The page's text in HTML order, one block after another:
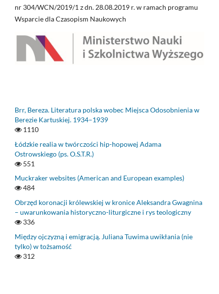
nr 304/WCN/2019/1 z dn. 28.08.2019 r. w ramach programu
Wsparcie dla Czasopism Naukowych
Brr, Bereza. Literatura polska wobec Miejsca Odosobnienia w
Berezie Kartuskiej. 1934–1939
1110
Łódzkie realia w twórczości hip-hopowej Adama
Ostrowskiego (ps. O.S.T.R.)
551
Muckraker websites (American and European examples)
484
Obrzęd koronacji królewskiej w kronice Aleksandra Gwagnina
– uwarunkowania historyczno-liturgiczne i rys teologiczny
336
Między ojczyzną i emigracją. Juliana Tuwima uwikłania (nie
tylko) w tożsamość
312